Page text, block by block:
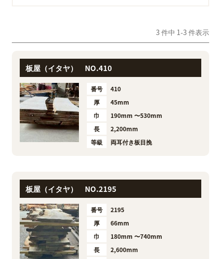
3 件中 1-3 件表示
板屋（イタヤ） NO.410
番号
410
厚
45mm
巾
190mm 〜530mm
長
2,200mm
等級
両耳付き板目挽
板屋（イタヤ） NO.2195
番号
2195
厚
66mm
巾
180mm 〜740mm
長
2,600mm